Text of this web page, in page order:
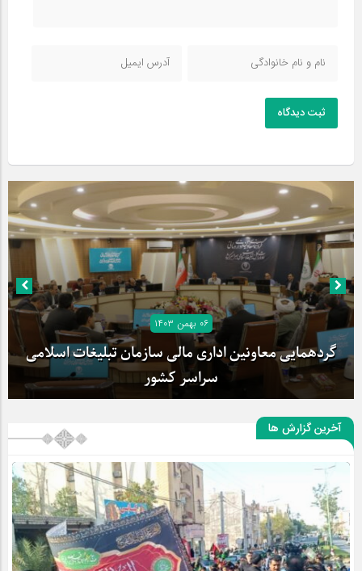
ثبت دیدگاه
۰۶ بهمن ۱۴۰۳
گردهمایی معاونین اداری مالی سازمان تبلیغات اسلامی
سراسر کشور
آخرین گزارش ها